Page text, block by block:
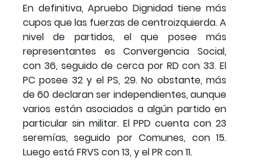
En definitiva, Apruebo Dignidad tiene más
cupos que las fuerzas de centroizquierda. A
nivel de partidos, el que posee más
representantes es Convergencia Social,
con 36, seguido de cerca por RD con 33. El
PC posee 32 y el PS, 29. No obstante, más
de 60 declaran ser independientes, aunque
varios están asociados a algún partido en
particular sin militar. El PPD cuenta con 23
seremías, seguido por Comunes, con 15.
Luego está FRVS con 13, y el PR con 11.